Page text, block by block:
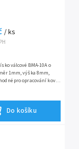
/ ks
Do košíku
válcové BMA-10A o
1mm, výška 8mm,
pro opracování kovů,